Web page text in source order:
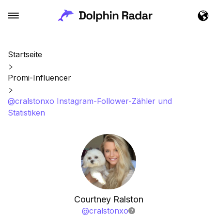
Startseite
Promi-Influencer
@cralstonxo Instagram-Follower-Zähler und
Statistiken
Courtney Ralston
@cralstonxo